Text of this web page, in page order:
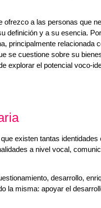
ofrezco a las personas que
definición y a su esencia.
principalmente relacionada
se cuestione sobre su
explorar el potencial voco-
existen tantas identidades
a nivel vocal,
desarrollo,
la misma: apoyar el